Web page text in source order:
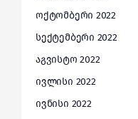
ოქტომბერი 2022
სექტემბერი 2022
აგვისტო 2022
ივლისი 2022
ივნისი 2022